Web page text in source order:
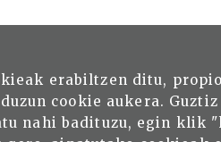
erabiltzen ditu,
cookie aukera.
nahi badituzu, egin klik